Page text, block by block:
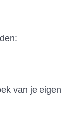
van je eigen